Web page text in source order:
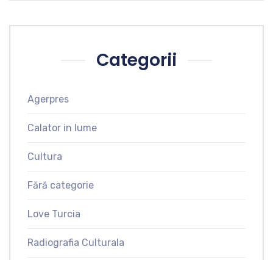
Categorii
Agerpres
Calator in lume
Cultura
Fără categorie
Love Turcia
Radiografia Culturala